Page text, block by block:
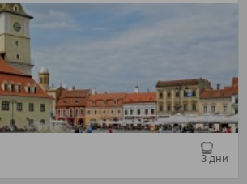
3 дни